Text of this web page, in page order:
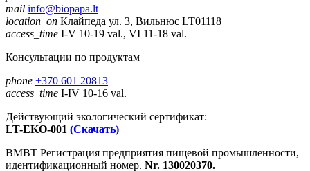
mail info@biopapa.lt
location_on Клайпеда ул. 3, Вильнюс LT01118
access_time I-V 10-19 val., VI 11-18 val.
Консультации по продуктам
phone +370 601 20813
access_time I-IV 10-16 val.
Действующий экологический сертификат:
LT-EKO-001 (Скачать)
ВМВТ Регистрация предприятия пищевой промышленности,
идентификационный номер. Nr. 130020370.